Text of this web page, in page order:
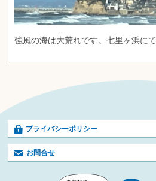
強風の海は大荒れです。七里ヶ浜にて
プライバシーポリシー
お問合せ